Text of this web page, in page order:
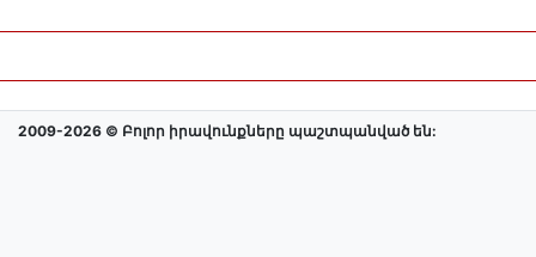
2009-2026 © Բոլոր իրավունքները պաշտպանված են: